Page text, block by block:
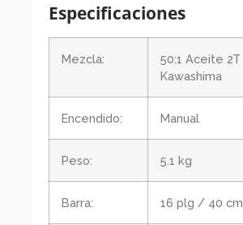
Especificaciones
Mezcla:
50:1 Aceite 2T
Kawashima
Encendido: Manual
Peso: 5.1 kg
Barra: 16 plg / 40 cm